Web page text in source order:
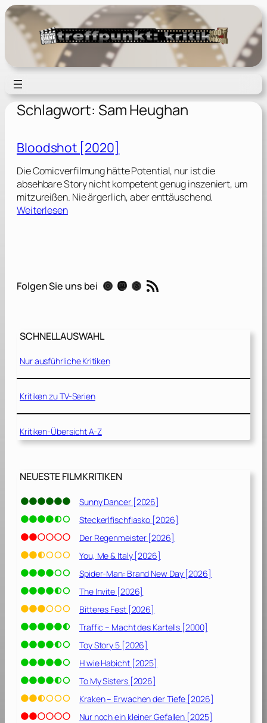
Zum
Inhalt
springen
Schlagwort: Sam Heughan
Bloodshot [2020]
Die Comicverfilmung hätte Potential, nur ist die
absehbare Story nicht kompetent genug inszeniert, um
mitzureißen. Nie ärgerlich, aber enttäuschend.
Weiterlesen:
s
[
0
2
0
Folgen Sie uns bei Instagram Mastodon Threads RSS-Feed
SCHNELLAUSWAHL
Nur ausführliche Kritiken
Kritiken zu TV-Serien
Kritiken-Übersicht A-Z
NEUESTE FILMKRITIKEN
Sunny Dancer [2026]
Steckerlfischfiasko [2026]
Der Regenmeister [2026]
You, Me & Italy [2026]
Spider-Man: Brand New Day [2026]
The Invite [2026]
Bitteres Fest [2026]
Traffic – Macht des Kartells [2000]
Toy Story 5 [2026]
H wie Habicht [2025]
To My Sisters [2026]
Kraken – Erwachen der Tiefe [2026]
Nur noch ein kleiner Gefallen [2025]